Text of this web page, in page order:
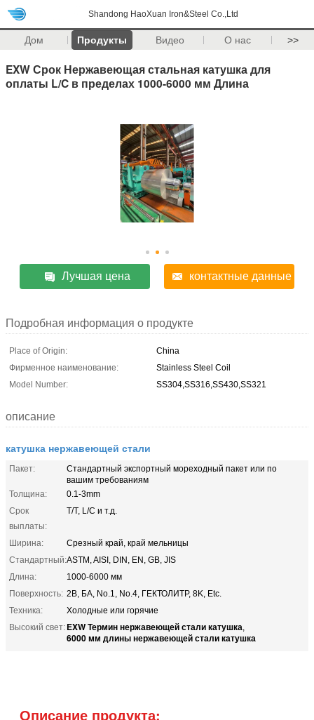
Shandong HaoXuan Iron&Steel Co.,Ltd
Дом Продукты Видео О нас >>
EXW Срок Нержавеющая стальная катушка для
оплаты L/C в пределах 1000-6000 мм Длина
Лучшая цена контактные данные
Подробная информация о продукте
Place of Origin:
China
Фирменное наименование:
Stainless Steel Coil
Model Number:
SS304,SS316,SS430,SS321
описание
катушка нержавеющей стали
Пакет:
Стандартный экспортный мореходный пакет или по
вашим требованиям
Толщина:
0.1-3mm
Срок
выплаты:
T/T, L/C и т.д.
Ширина:
Срезный край, край мельницы
Стандартный:ASTM, AISI, DIN, EN, GB, JIS
Длина:
1000-6000 мм
Поверхность: 2B, БА, No.1, No.4, ГЕКТОЛИТР, 8K, Etc.
Техника:
Холодные или горячие
Высокий свет: EXW Термин нержавеющей стали катушка,
6000 мм длины нержавеющей стали катушка
Описание продукта: